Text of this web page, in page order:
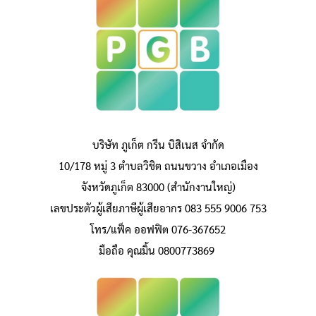
บริษัท ภูเก็ต กรีน บิสิเนส จำกัด
10/178 หมู่ 3 ตำบลวิชิต ถนนขวาง อำเภอเมือง
จังหวัดภูเก็ต 83000 (สำนักงานใหญ่)
เลขประตัวผู้เสียภาษีผู้เสียอากร 083 555 9006 753
โทร/แฟ็ค ออฟฟิต 076-367652
มือถือ คุณมิ้น 0800773869